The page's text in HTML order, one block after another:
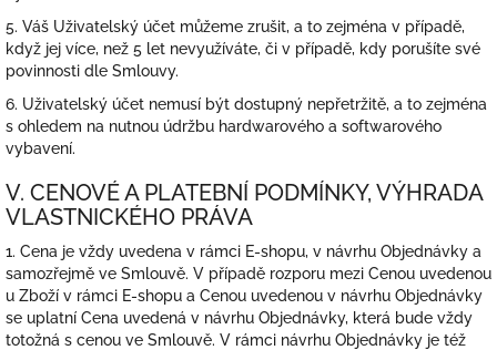
5. Váš Uživatelský účet můžeme zrušit, a to zejména v případě,
když jej více, než 5 let nevyužíváte, či v případě, kdy porušíte své
povinnosti dle Smlouvy.
6. Uživatelský účet nemusí být dostupný nepřetržitě, a to zejména
s ohledem na nutnou údržbu hardwarového a softwarového
vybavení.
V. CENOVÉ A PLATEBNÍ PODMÍNKY, VÝHRADA
VLASTNICKÉHO PRÁVA
1. Cena je vždy uvedena v rámci E-shopu, v návrhu Objednávky a
samozřejmě ve Smlouvě. V případě rozporu mezi Cenou uvedenou
u Zboží v rámci E-shopu a Cenou uvedenou v návrhu Objednávky
se uplatní Cena uvedená v návrhu Objednávky, která bude vždy
totožná s cenou ve Smlouvě. V rámci návrhu Objednávky je též